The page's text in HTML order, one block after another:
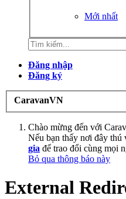
Mới nhất
Đăng nhập
Đăng ký
CaravanVN
Chào mừng đến với
Nếu bạn thấy nơi đây thú
gia để trao đổi cùng mọi
Bỏ qua thông báo này
External